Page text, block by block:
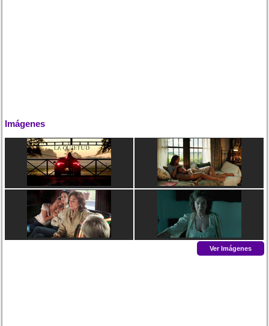
Imágenes
Ver Imágenes